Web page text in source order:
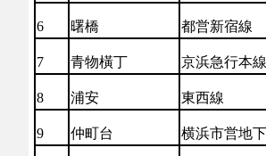
6 曙橋 都営新宿線
7 青物橫丁 京浜急行本線
8 浦安 東西線
9 仲町台 横浜市営地下